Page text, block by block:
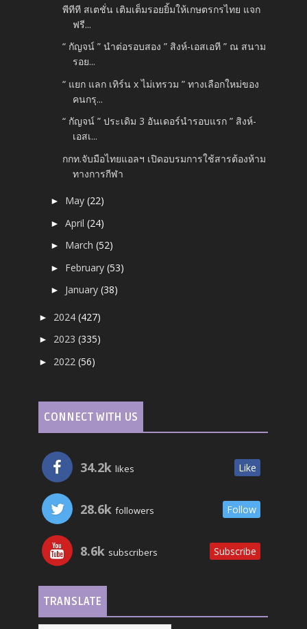
พีทีที สเตชั่น เติมเต็มรอยยิ้มให้เกษตรกรไทย แจก
ฟรี...
“ กัญจน์ ” นำต่อรอบสอง ” สิงห์-เอสเอที ” ณ สนาม
รอย...
“ แยก แลก เทิร์น x ไม่เทรวม ” ทางเลือกใหม่ของ
คนกรุ...
“ กัญจน์ ” ประเดิม 3 อันเดอร์นำรอบแรก ” สิงห์-
เอสเ...
กกท.จับมือไทยแอลฯ เปิดอบรมการใช้สารต้องห้าม
ทางการกีฬา
► May(22)
►April(24)
► March(52)
► February(53)
► January(38)
► 2024(427)
► 2023(335)
► 2022(56)
CONNECT WITH US
34.2k likes Like
28.6k followers Follow
8.6k subscribers Subscribe
TRANSLATE